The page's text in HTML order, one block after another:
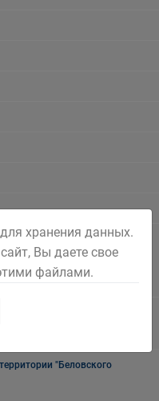
транспорте,
и в дорожном
округа
территории Беловского
"Беловского
хранения данных.
Вы даете свое
файлами.